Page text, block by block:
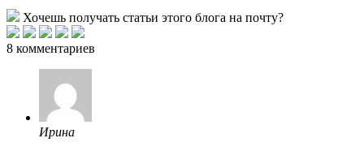
Хочешь получать статьи этого блога на почту?
8 комментариев
Ирина